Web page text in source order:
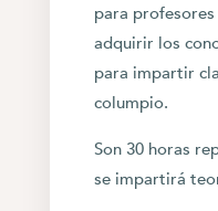
para
adquirir los
para impartir
columpio.
Son 30 horas
se impartirá